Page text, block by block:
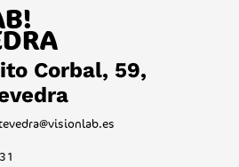
Corbal, 59,